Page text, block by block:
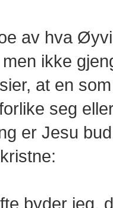
av hva
ikke
at en
seg
er Jesu
byder jeg,